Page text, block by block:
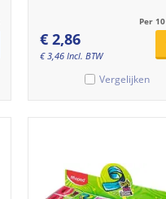
Per
€ 2,86
€3,46 Incl. BTW
Vergelijken